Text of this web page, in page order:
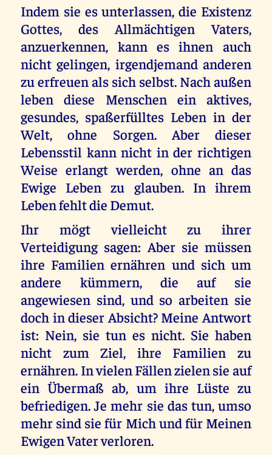
Indem sie es unterlassen, die Existenz
Gottes, des Allmächtigen Vaters,
anzuerkennen, kann es ihnen auch
nicht gelingen, irgendjemand anderen
zu erfreuen als sich selbst. Nach außen
leben diese Menschen ein aktives,
gesundes, spaßerfülltes Leben in der
Welt, ohne Sorgen. Aber dieser
Lebensstil kann nicht in der richtigen
Weise erlangt werden, ohne an das
Ewige Leben zu glauben. In ihrem
Leben fehlt die Demut.
Ihr mögt vielleicht zu ihrer
Verteidigung sagen: Aber sie müssen
ihre Familien ernähren und sich um
andere kümmern, die auf sie
angewiesen sind, und so arbeiten sie
doch in dieser Absicht? Meine Antwort
ist: Nein, sie tun es nicht. Sie haben
nicht zum Ziel, ihre Familien zu
ernähren. In vielen Fällen zielen sie auf
ein Übermaß ab, um ihre Lüste zu
befriedigen. Je mehr sie das tun, umso
mehr sind sie für Mich und für Meinen
Ewigen Vater verloren.